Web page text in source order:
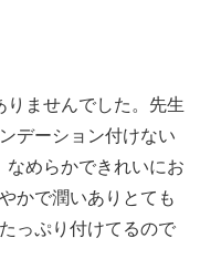
ませんでした。先生
デーション付けない
めらかできれいにお
かで潤いありとても
っぷり付けてるので